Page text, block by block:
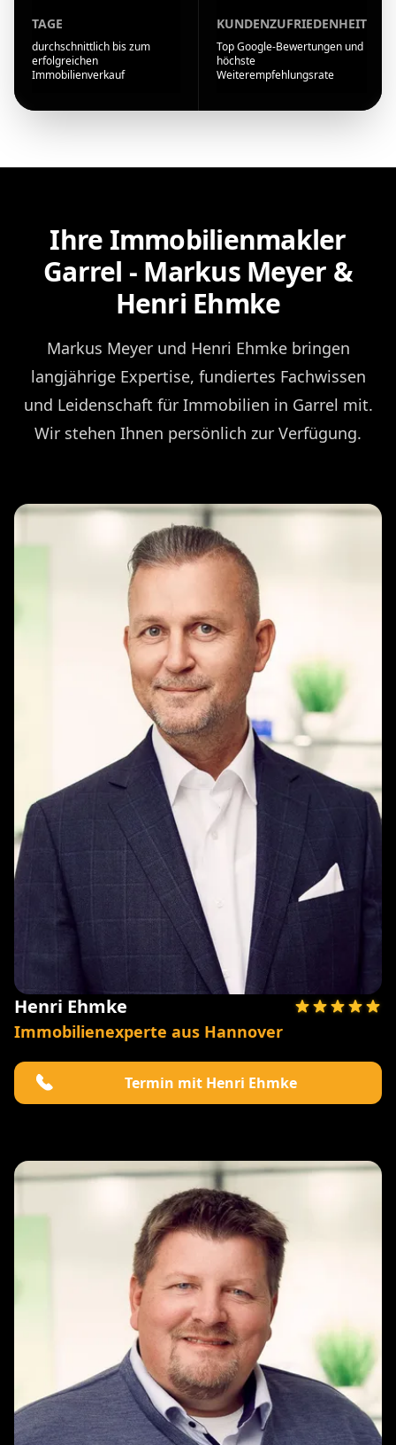
TAGE
durchschnittlich bis zum
erfolgreichen
Immobilienverkauf
KUNDENZUFRIEDENHEIT
Top Google-Bewertungen und
höchste
Weiterempfehlungsrate
Ihre Immobilienmakler
Garrel - Markus Meyer &
Henri Ehmke
Markus Meyer und Henri Ehmke bringen
langjährige Expertise, fundiertes Fachwissen
und Leidenschaft für Immobilien in Garrel mit.
Wir stehen Ihnen persönlich zur Verfügung.
Henri Ehmke
Immobilienexperte aus Hannover
Termin mit Henri Ehmke